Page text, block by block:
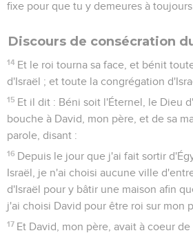
fixe pour que tu y demeures à toujours.
Discours de consécration
14 Et le roi tourna sa face, et bénit
d'Israël ; et toute la congrégation
15 Et il dit : Béni soit l'Éternel, le Dieu
bouche à David, mon père, et de sa
parole, disant :
16 Depuis le jour que j'ai fait sortir
Israël, je n'ai choisi aucune ville
d'Israël pour y bâtir une maison afin
j'ai choisi David pour être roi sur mon
17 Et David, mon père, avait à coeur